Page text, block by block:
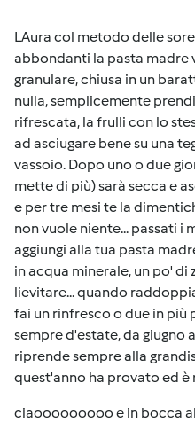
LAura col metodo delle
abbondanti la pasta madre
granulare, chiusa in un
nulla, semplicemente
rifrescata, la frulli con lo
ad asciugare bene su una
vassoio. Dopo uno o due
mette di più) sarà secca e
e per tre mesi te la
non vuole niente... passati i
aggiungi alla tua pasta
in acqua minerale, un po' di
lievitare... quando
fai un rinfresco o due in più
sempre d'estate, da giugno
riprende sempre alla
quest'anno ha provato ed è
ciaooooooooo e in bocca